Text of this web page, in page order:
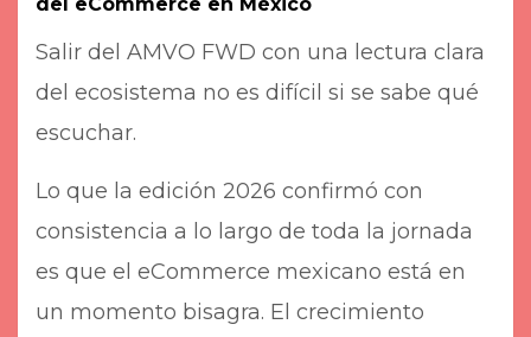
Salir del AMVO FWD con una lectura clara
del ecosistema no es difícil si se sabe qué
escuchar.
Lo que la edición 2026 confirmó con
consistencia a lo largo de toda la jornada
es que el eCommerce mexicano está en
un momento bisagra. El crecimiento